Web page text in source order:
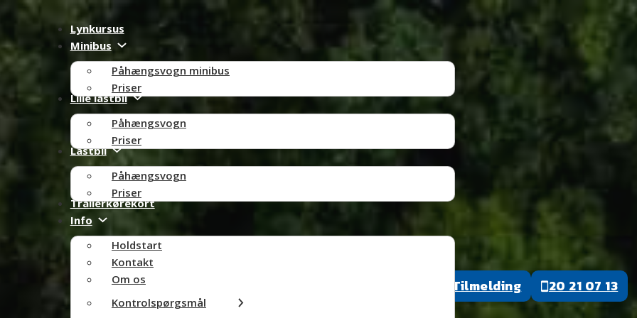
Lynkursus
Minibus
Påhængsvogn minibus
Priser
Lille lastbil
Påhængsvogn
Priser
Lastbil
Påhængsvogn
Priser
Trailerkørekort
Info
Holdstart
Kontakt
Om os
Kontrolspørgsmål
Tilmelding 20 21 07 13